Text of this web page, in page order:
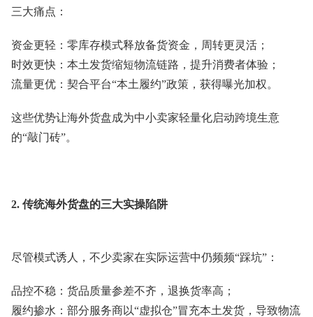
三大痛点：
资金更轻：零库存模式释放备货资金，周转更灵活；
时效更快：本土发货缩短物流链路，提升消费者体验；
流量更优：契合平台“本土履约”政策，获得曝光加权。
这些优势让海外货盘成为中小卖家轻量化启动跨境生意
的“敲门砖”。
2. 传统海外货盘的三大实操陷阱
尽管模式诱人，不少卖家在实际运营中仍频频“踩坑”：
品控不稳：货品质量参差不齐，退换货率高；
履约掺水：部分服务商以“虚拟仓”冒充本土发货，导致物流